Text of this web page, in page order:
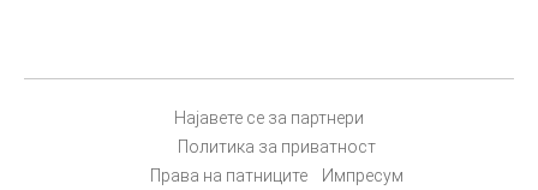
Најавете се за партнери
Политика за приватност
Права на патниците
Импресум